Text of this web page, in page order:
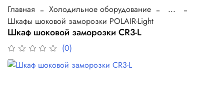
Главная Холодильное оборудование
...
Шкафы шоковой заморозки POLAIR-Light
Шкаф шоковой заморозки CR3-L
(0)